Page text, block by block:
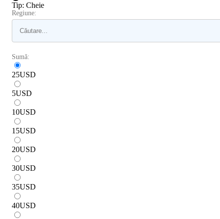
Tip: Cheie
Regiune:
Sumă:
25USD
5USD
10USD
15USD
20USD
30USD
35USD
40USD